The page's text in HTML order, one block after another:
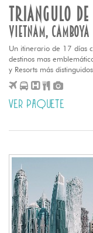
TRIANGULO DE
VIETNAM,
Un itinerario de 17 días
destinos mas
y Resorts más
VER PAQUETE